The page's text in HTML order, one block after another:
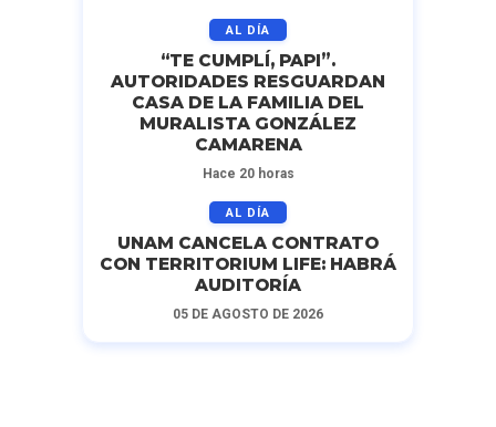
AL DÍA
“TE CUMPLÍ, PAPI”.
AUTORIDADES RESGUARDAN
CASA DE LA FAMILIA DEL
MURALISTA GONZÁLEZ
CAMARENA
Hace 20 horas
AL DÍA
UNAM CANCELA CONTRATO
CON TERRITORIUM LIFE: HABRÁ
AUDITORÍA
05 DE AGOSTO DE 2026